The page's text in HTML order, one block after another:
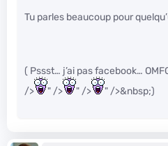
Tu parles beaucoup pour
( Pssst… j’ai pas facebook…
/>
" /> " /> " />&nbsp;)